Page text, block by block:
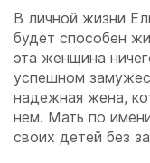
В личной жизни
будет способен
эта женщина
успешном
надежная жена,
нем. Мать по
своих детей без